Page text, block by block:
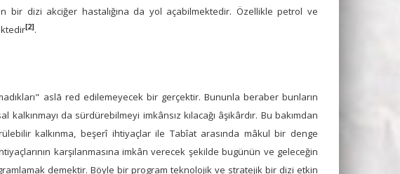
bir dizi akciğer hastalığına da yol açabilmektedir. Özellikle petrol ve
[2] .
aslā red edilemeyecek bir gerçektir. Bununla beraber bunların
da sürdürebilmeyi imkânsız kılacağı âşikârdır. Bu bakımdan
kalkınma, beşerî ihtiyaçlar ile Tabîat arasında mâkul bir denge
karşılanmasına imkân verecek şekilde bugünün ve geleceğin
demektir. Böyle bir program teknolojik ve stratejik bir dizi etkin